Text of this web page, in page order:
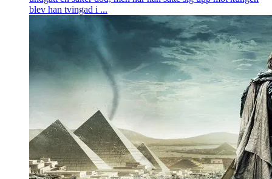
blev han tvingad i ...